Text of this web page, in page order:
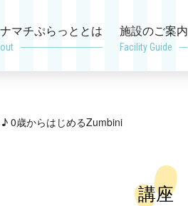
マチぷらっととは 施設のご案内
Facility Guide
0歳からはじめるZumbini
講座